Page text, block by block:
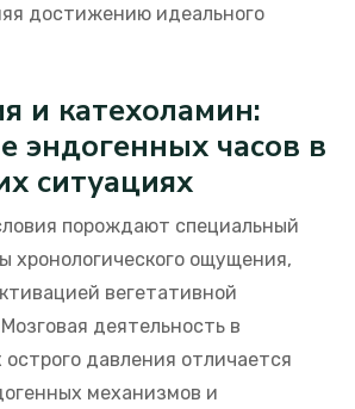
достижению идеального
и катехоламин:
эндогенных часов в
ситуациях
порождают специальный
хронологического ощущения,
вегетативной
деятельность в
острого давления отличается
механизмов и